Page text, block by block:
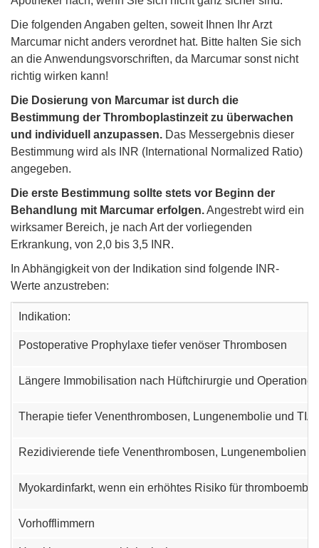
Die folgenden Angaben gelten, soweit Ihnen Ihr Arzt
Marcumar nicht anders verordnet hat. Bitte halten Sie sich
an die Anwendungsvorschriften, da Marcumar sonst nicht
richtig wirken kann!
Die Dosierung von Marcumar ist durch die
Bestimmung der Thromboplastinzeit zu überwachen
und individuell anzupassen. Das Messergebnis dieser
Bestimmung wird als INR (International Normalized Ratio)
angegeben.
Die erste Bestimmung sollte stets vor Beginn der
Behandlung mit Marcumar erfolgen.Angestrebt wird ein
wirksamer Bereich, je nach Art der vorliegenden
Erkrankung, von 2,0 bis 3,5 INR.
In Abhängigkeit von der Indikation sind folgende INR-
Werte anzustreben:
Indikation:
Postoperative Prophylaxe tiefer venöser Thrombosen
Längere Immobilisation nach Hüftchirurgie und
Therapie tiefer Venenthrombosen, Lungenembolie und TIA
Rezidivierende tiefe Venenthrombosen, Lungenembolien
Myokardinfarkt, wenn ein erhöhtes Risiko für
Vorhofflimmern